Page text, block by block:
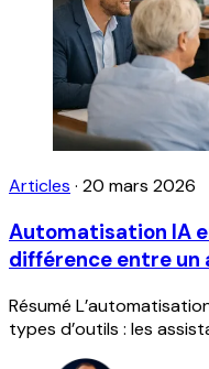
Articles · 20 mars 2026
Automatisation IA
différence entre un
Résumé
types d’outils : les